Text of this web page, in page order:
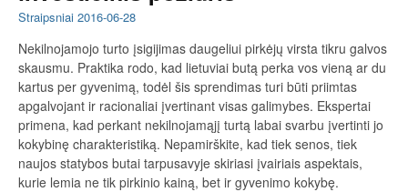
Straipsniai 2016-06-28
Nekilnojamojo turto įsigijimas daugeliui pirkėjų virsta tikru galvos
skausmu. Praktika rodo, kad lietuviai butą perka vos vieną ar du
kartus per gyvenimą, todėl šis sprendimas turi būti priimtas
apgalvojant ir racionaliai įvertinant visas galimybes. Ekspertai
primena, kad perkant nekilnojamąjį turtą labai svarbu įvertinti jo
kokybinę charakteristiką. Nepamirškite, kad tiek senos, tiek
naujos statybos butai tarpusavyje skiriasi įvairiais aspektais,
kurie lemia ne tik pirkinio kainą, bet ir gyvenimo kokybę.